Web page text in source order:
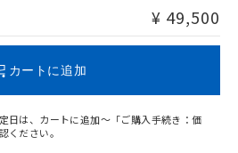
¥ 49,500
カートに追加
日は、カートに追加～「ご購入手続き：価
ください。